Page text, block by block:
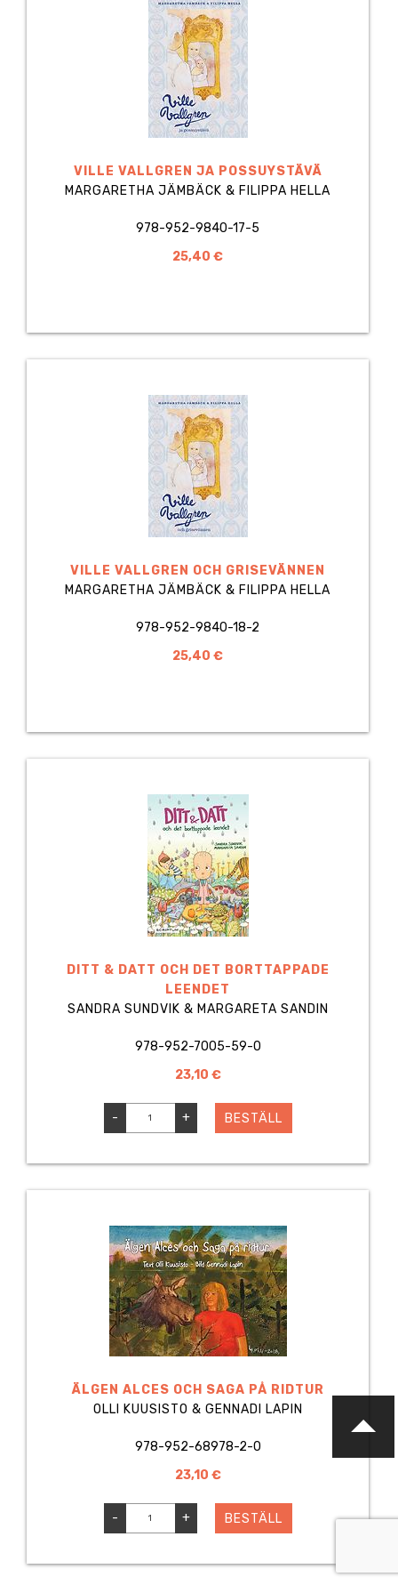
VILLE VALLGREN JA POSSUYSTÄVÄ
MARGARETHA JÄMBÄCK & FILIPPA HELLA
978-952-9840-17-5
25,40 €
VILLE VALLGREN OCH GRISEVÄNNEN
MARGARETHA JÄMBÄCK & FILIPPA HELLA
978-952-9840-18-2
25,40 €
DITT & DATT OCH DET BORTTAPPADE
LEENDET
SANDRA SUNDVIK & MARGARETA SANDIN
978-952-7005-59-0
23,10 €
- + BESTÄLL
ÄLGEN ALCES OCH SAGA PÅ RIDTUR
OLLI KUUSISTO & GENNADI LAPIN
978-952-68978-2-0
23,10 €
- + BESTÄLL